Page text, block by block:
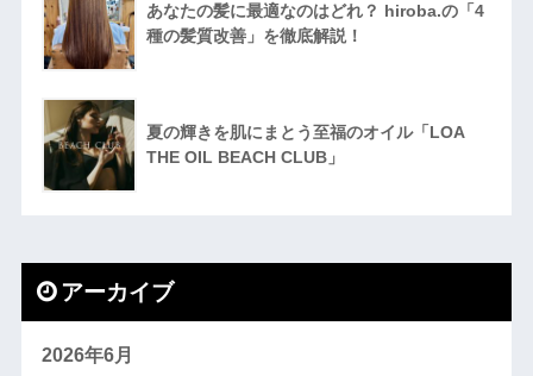
あなたの髪に最適なのはどれ？ hiroba.の「4
種の髪質改善」を徹底解説！
夏の輝きを肌にまとう至福のオイル「LOA
THE OIL BEACH CLUB」
アーカイブ
2026年6月